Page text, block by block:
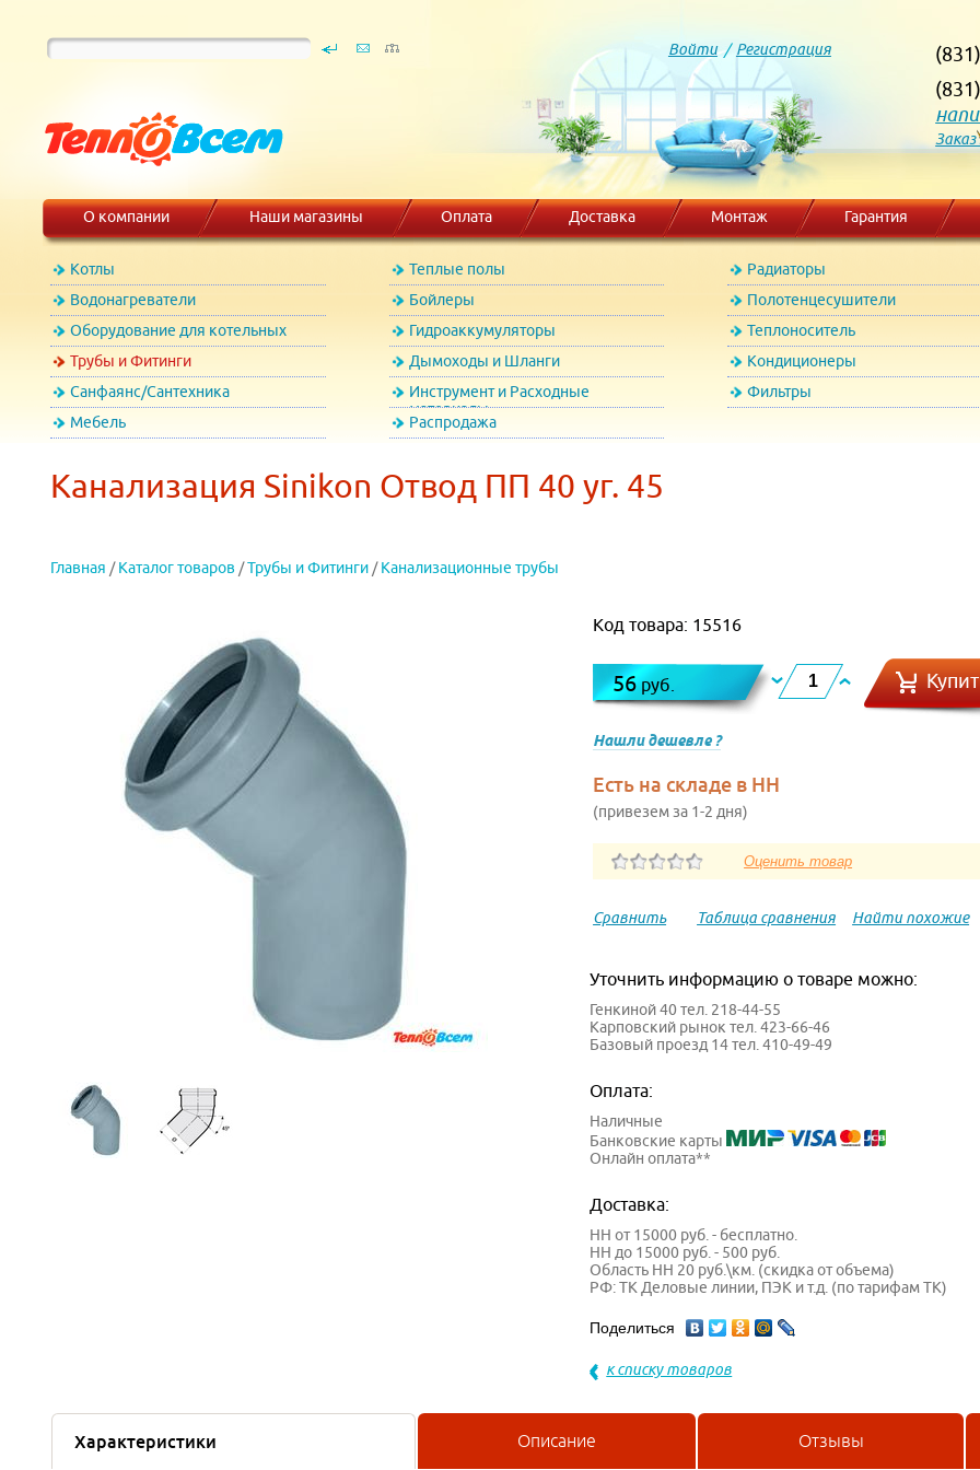
Войти/ Регистрация
Заказ
О компании Наши магазины Оплата Доставка Монтаж Гарантия
Котлы Теплые полы
Радиаторы
Водонагреватели
Бойлеры
Полотенцесушители
Оборудование для котельных
Гидроаккумуляторы
Теплоноситель
Трубы и Фитинги
Дымоходы и Шланги
Кондиционеры
Санфаянс/Сантехника
Инструмент и Расходные
материалы
Фильтры
Мебель
Распродажа
Канализация Sinikon Отвод ПП 40 уг. 45
Главная / Каталог товаров /Трубы и Фитинги / Канализационные трубы
Код товара: 15516
56руб.
Нашли дешевле ?
Есть на складе в НН
(привезем за 1-2 дня)
Сравнить Таблица сравнения Найти похожие
Уточнить информацию о товаре можно:
Генкиной 40 тел. 218-44-55
Карповский рынок тел. 423-66-46
Базовый проезд 14 тел. 410-49-49
Оплата:
Наличные
Банковские карты
Онлайн оплата**
Доставка:
НН от 15000 руб. - бесплатно.
НН до 15000 руб. - 500 руб.
Область НН 20 руб.\км. (скидка от объема)
РФ: ТК Деловые линии, ПЭК и т.д. (по тарифам ТК)
Поделиться
к списку товаров
Характеристики Описание Отзывы